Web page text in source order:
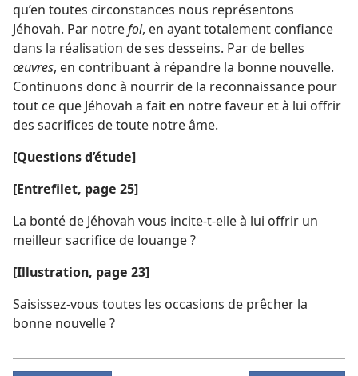
qu’en toutes circonstances nous représentons
Jéhovah. Par notrefoi, en ayant totalement confiance
dans la réalisation de ses desseins. Par de belles
œuvres, en contribuant à répandre la bonne nouvelle.
Continuons donc à nourrir de la reconnaissance pour
tout ce que Jéhovah a fait en notre faveur et à lui offrir
des sacrifices de toute notre âme.
[Questions d’étude]
[Entrefilet, page 25]
La bonté de Jéhovah vous incite-​t-​elle à lui offrir un
meilleur sacrifice de louange ?
[Illustration, page 23]
Saisissez-​vous toutes les occasions de prêcher la
bonne nouvelle ?